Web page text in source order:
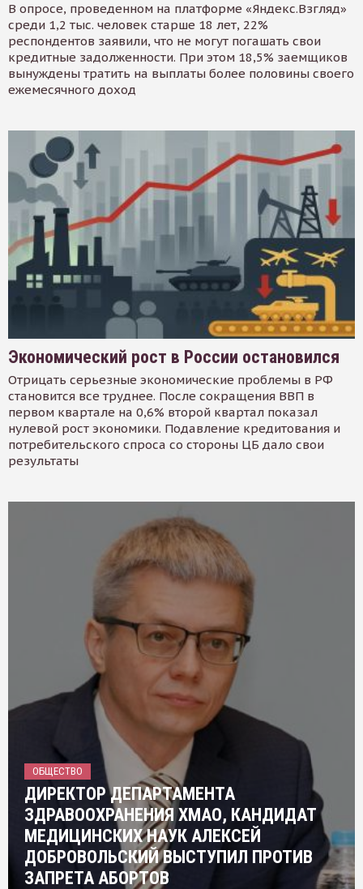
В опросе, проведенном на платформе «Яндекс.Взгляд»
среди 1,2 тыс. человек старше 18 лет, 22%
респондентов заявили, что не могут погашать свои
кредитные задолженности. При этом 18,5% заемщиков
вынуждены тратить на выплаты более половины своего
ежемесячного доход
Экономический рост в России остановился
Отрицать серьезные экономические проблемы в РФ
становится все труднее. После сокращения ВВП в
первом квартале на 0,6% второй квартал показал
нулевой рост экономики. Подавление кредитования и
потребительского спроса со стороны ЦБ дало свои
результаты
ОБЩЕСТВО
ДИРЕКТОР ДЕПАРТАМЕНТА
ЗДРАВООХРАНЕНИЯ ХМАО, КАНДИДАТ
МЕДИЦИНСКИХ НАУК АЛЕКСЕЙ
ДОБРОВОЛЬСКИЙ ВЫСТУПИЛ ПРОТИВ
ЗАПРЕТА АБОРТОВ